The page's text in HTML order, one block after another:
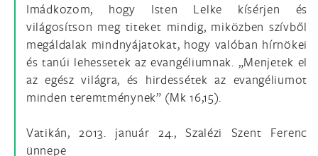
Imádkozom, hogy Isten Lelke kísérjen és
világosítson meg titeket mindig, miközben szívből
megáldalak mindnyájatokat, hogy valóban hírnökei
és tanúi lehessetek az evangéliumnak. „Menjetek el
az egész világra, és hirdessétek az evangéliumot
minden teremtménynek” (Mk 16,15).
Vatikán, 2013. január 24., Szalézi Szent Ferenc
ünnepe